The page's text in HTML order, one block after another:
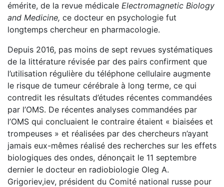
émérite, de la revue médicale Electromagnetic Biology
and Medicine, ce docteur en psychologie fut
longtemps chercheur en pharmacologie.
Depuis 2016, pas moins de sept revues systématiques
de la littérature révisée par des pairs confirment que
l’utilisation régulière du téléphone cellulaire augmente
le risque de tumeur cérébrale à long terme, ce qui
contredit les résultats d’études récentes commandées
par l’OMS. De récentes analyses commandées par
l’OMS qui concluaient le contraire étaient « biaisées et
trompeuses » et réalisées par des chercheurs n’ayant
jamais eux-mêmes réalisé des recherches sur les effets
biologiques des ondes, dénonçait le 11 septembre
dernier le docteur en radiobiologie Oleg A.
Grigoriev,iev, président du Comité national russe pour